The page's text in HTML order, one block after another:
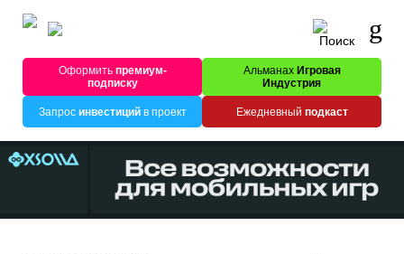
Оформитьпремиум-
подписку
Альманах Игровая
Индустрия
Запрос инвестицийв проект Ежедневный подкаст